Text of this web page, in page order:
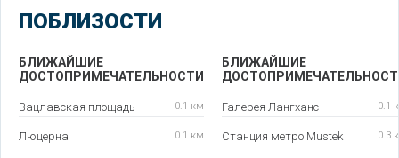
ПОБЛИЗОСТИ
БЛИЖАЙШИЕ
ДОСТОПРИМЕЧАТЕЛЬНОСТИ
Вацлавская площадь 0.1 км
Люцерна 0.1 км
БЛИЖАЙШИЕ
Галерея Лангханс 0.1
Станция метро Mustek 0.3